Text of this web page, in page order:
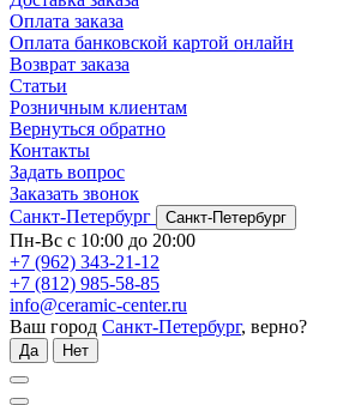
Оплата заказа
Оплата банковской картой онлайн
Возврат заказа
Статьи
Розничным клиентам
Вернуться обратно
Контакты
Задать вопрос
Заказать звонок
Санкт-Петербург
Санкт-Петербург
Пн-Вс с 10:00 до 20:00
+7 (962) 343-21-12
+7 (812) 985-58-85
info@ceramic-center.ru
Ваш город Санкт-Петербург, верно?
Да Нет